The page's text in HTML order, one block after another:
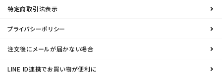
特定商取引法表示
プライバシーポリシー
注文後にメールが届かない場合
LINE ID連携でお買い物が便利に